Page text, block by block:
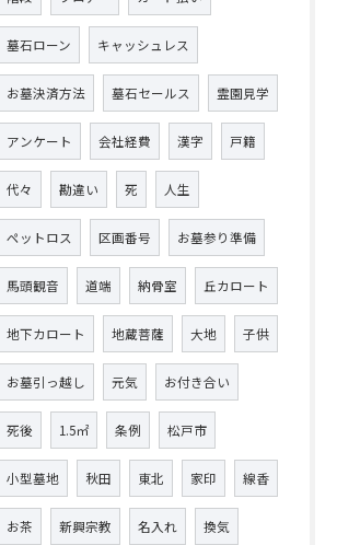
墓石ローン キャッシュレス
お墓決済方法 墓石セールス 霊園見学
アンケート 会社経費 漢字 戸籍
代々 勘違い 死 人生
ペットロス 区画番号 お墓参り準備
馬頭観音 道端 納骨室 丘カロート
地下カロート 地蔵菩薩 大地 子供
お墓引っ越し 元気 お付き合い
死後 1.5㎡ 条例 松戸市
小型墓地 秋田 東北 家印 線香
お茶 新興宗教 名入れ 換気